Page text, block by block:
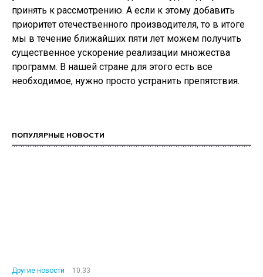
принять к рассмотрению. А если к этому добавить
приоритет отечественного производителя, то в итоге
мы в течение ближайших пяти лет можем получить
существенное ускорение реализации множества
программ. В нашей стране для этого есть все
необходимое, нужно просто устранить препятствия.
ПОПУЛЯРНЫЕ НОВОСТИ
Другие новости
10:33